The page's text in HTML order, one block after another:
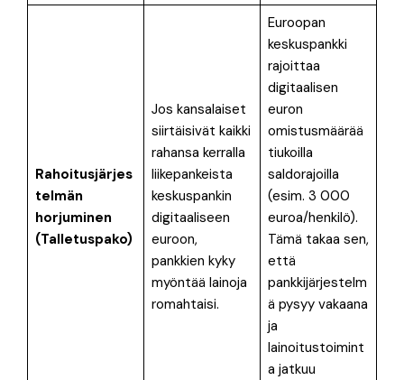
Rahoitusjärjes
telmän
horjuminen
(Talletuspako)
Jos kansalaiset
siirtäisivät kaikki
rahansa kerralla
liikepankeista
keskuspankin
digitaaliseen
euroon,
pankkien kyky
myöntää lainoja
romahtaisi.
Euroopan
keskuspankki
rajoittaa
digitaalisen
euron
omistusmäärää
tiukoilla
saldorajoilla
(esim. 3 000
euroa/henkilö).
Tämä takaa sen,
että
pankkijärjestelm
ä pysyy vakaana
ja
lainoitustoimint
a jatkuu